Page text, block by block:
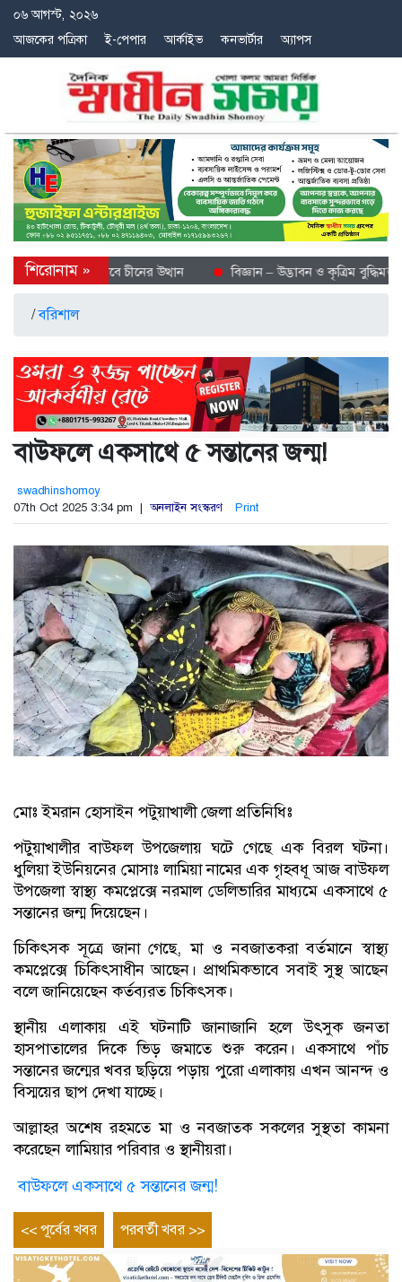
০৬ আগস্ট, ২০২৬
আজকের পত্রিকা
ই-পেপার আর্কাইভ কনভার্টার অ্যাপস
শীতল গন্তব্য হিসেবে চীনের উত্থান বিজ্ঞান – উদ্ভাবন ও কৃত্রিম বুদ্ধিমত্তায়
/বরিশাল
বাউফলে একসাথে ৫ সন্তানের জন্ম!
swadhinshomoy
07th Oct 2025 3:34 pm | অনলাইন সংস্করণ Print
মোঃ ইমরান হোসাইন পটুয়াখালী জেলা প্রতিনিধিঃ
পটুয়াখালীর বাউফল উপজেলায় ঘটে গেছে এক বিরল ঘটনা।
ধুলিয়া ইউনিয়নের মোসাঃ লামিয়া নামের এক গৃহবধূ আজ বাউফল
উপজেলা স্বাস্থ্য কমপ্লেক্সে নরমাল ডেলিভারির মাধ্যমে একসাথে ৫
সন্তানের জন্ম দিয়েছেন।
চিকিৎসক সূত্রে জানা গেছে, মা ও নবজাতকরা বর্তমানে স্বাস্থ্য
কমপ্লেক্সে চিকিৎসাধীন আছেন। প্রাথমিকভাবে সবাই সুস্থ আছেন
বলে জানিয়েছেন কর্তব্যরত চিকিৎসক।
স্থানীয় এলাকায় এই ঘটনাটি জানাজানি হলে উৎসুক জনতা
হাসপাতালের দিকে ভিড় জমাতে শুরু করেন। একসাথে পাঁচ
সন্তানের জন্মের খবর ছড়িয়ে পড়ায় পুরো এলাকায় এখন আনন্দ ও
বিস্ময়ের ছাপ দেখা যাচ্ছে।
আল্লাহর অশেষ রহমতে মা ও নবজাতক সকলের সুস্থতা কামনা
করেছেন লামিয়ার পরিবার ও স্থানীয়রা।
বাউফলে একসাথে ৫ সন্তানের জন্ম!
Post
navigation
<< পূর্বের খবর
Previous
entry
পরবর্তী খবর >>